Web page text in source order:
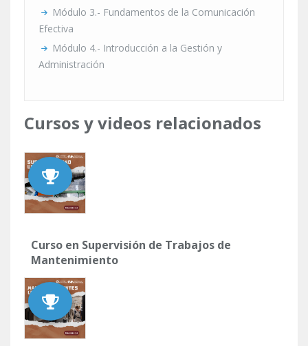
Módulo 3.- Fundamentos de la Comunicación
Efectiva
Módulo 4.- Introducción a la Gestión y
Administración
Cursos y videos relacionados
Curso en Supervisión de Trabajos de
Mantenimiento